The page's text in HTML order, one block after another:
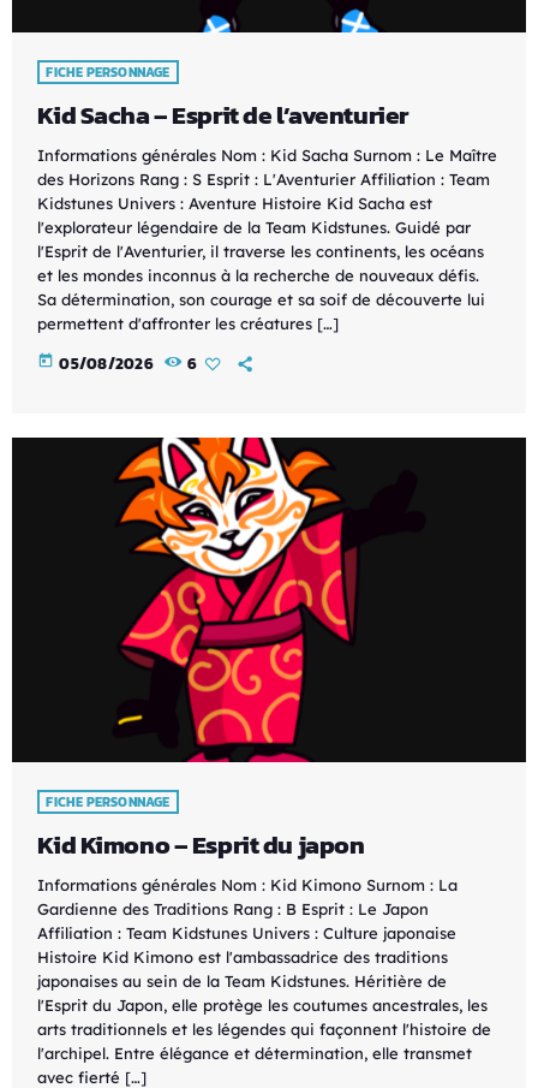
FICHE PERSONNAGE
Kid Sacha – Esprit de l’aventurier
Informations générales Nom : Kid Sacha Surnom : Le Maître
des Horizons Rang : S Esprit : L'Aventurier Affiliation : Team
Kidstunes Univers : Aventure Histoire Kid Sacha est
l'explorateur légendaire de la Team Kidstunes. Guidé par
l'Esprit de l'Aventurier, il traverse les continents, les océans
et les mondes inconnus à la recherche de nouveaux défis.
Sa détermination, son courage et sa soif de découverte lui
permettent d'affronter les créatures […]
today 05/08/2026 6
FICHE PERSONNAGE
Kid Kimono – Esprit du japon
Informations générales Nom : Kid Kimono Surnom : La
Gardienne des Traditions Rang : B Esprit : Le Japon
Affiliation : Team Kidstunes Univers : Culture japonaise
Histoire Kid Kimono est l'ambassadrice des traditions
japonaises au sein de la Team Kidstunes. Héritière de
l'Esprit du Japon, elle protège les coutumes ancestrales, les
arts traditionnels et les légendes qui façonnent l'histoire de
l'archipel. Entre élégance et détermination, elle transmet
avec fierté […]